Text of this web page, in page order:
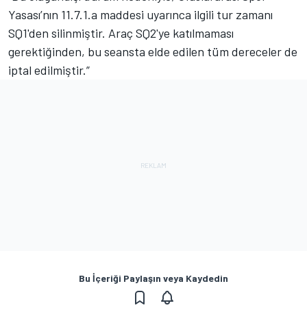
Yasası’nın 11.7.1.a maddesi uyarınca ilgili tur zamanı
SQ1'den silinmiştir. Araç SQ2'ye katılmaması
gerektiğinden, bu seansta elde edilen tüm dereceler de
iptal edilmiştir.”
Bu İçeriği Paylaşın veya Kaydedin